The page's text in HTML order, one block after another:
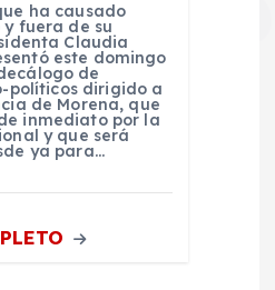
ha causado
fuera de su
Claudia
este domingo
de
políticos dirigido a
de Morena, que
inmediato por la
y que será
ya para…